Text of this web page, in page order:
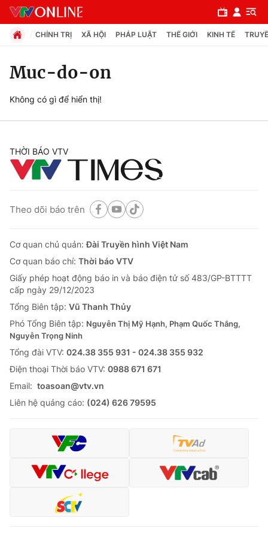
Chuyên mục
Chính trị
Xã hội
Thế giới
Tin tức
Thế giới đó đây
Câu chuyện quốc tế
Kinh tế
Tài chính
Thị trường
Góc doanh nghiệp
Dữ liệu và đời sống
Truyền hình
Phim VTV
Giải trí
Đời sống
Làm đẹp
Chất lượng cuộc sống
Giáo dục
Học trực tuyến
Công nghệ
CHÍNH TRỊ XÃ HỘI PHÁP LUẬT THẾ GIỚI KINH TẾ
Muc-do-on
Không có gì để hiển thị!
THỜI BÁO VTV
Theo dõi báo trên
Cơ quan chủ quản:Đài Truyền hình Việt Nam
Cơ quan báo chí: Thời báo VTV
Giấy phép hoạt động báo in và báo điện tử số 483/GP-BTTTT
cấp ngày 29/12/2023
Tổng Biên tập: Vũ Thanh Thủy
Phó Tổng Biên tập: Nguyễn Thị Mỹ Hạnh, Phạm Quốc Thắng,
Nguyễn Trọng Ninh
Tổng đài VTV: 024.38 355 931 - 024.38 355 932
Ðiện thoại Thời báo VTV: 0988 671 671
Email: toasoan@vtv.vn
Liên hệ quảng cáo: (024) 626 79595